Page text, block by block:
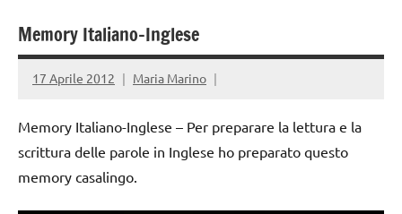
Memory Italiano-Inglese
17 Aprile 2012 Maria Marino
Memory Italiano-Inglese – Per preparare la lettura e la
scrittura delle parole in Inglese ho preparato questo
memory casalingo.